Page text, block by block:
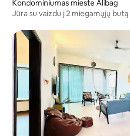
Kondominiumas mieste Alibag
Jūra su vaizdu į 2 miegamųjų butą